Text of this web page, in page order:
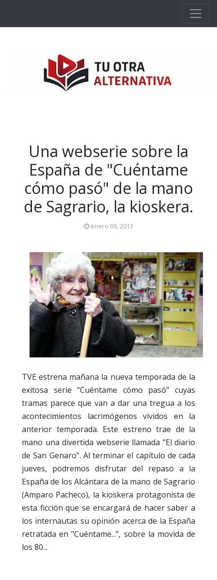
Una webserie sobre la
España de "Cuéntame
cómo pasó" de la mano
de Sagrario, la kioskera.
enero 09, 2013
TVE estrena mañana la nueva temporada de la
exitosa serie "Cuéntame cómo pasó" cuyas
tramas parece que van a dar una tregua a los
acontecimientos lacrimógenos vividos en la
anterior temporada. Este estreno trae de la
mano una divertida webserie llamada "El diario
de San Genaro". Al terminar el capítulo de cada
jueves, podremos disfrutar del repaso a la
España de los Alcántara de la mano de Sagrario
(Amparo Pacheco), la kioskera protagonista de
esta ficción que se encargará de hacer saber a
los internautas su opinión acerca de la España
retratada en "Cuéntame...", sobre la movida de
los 80...